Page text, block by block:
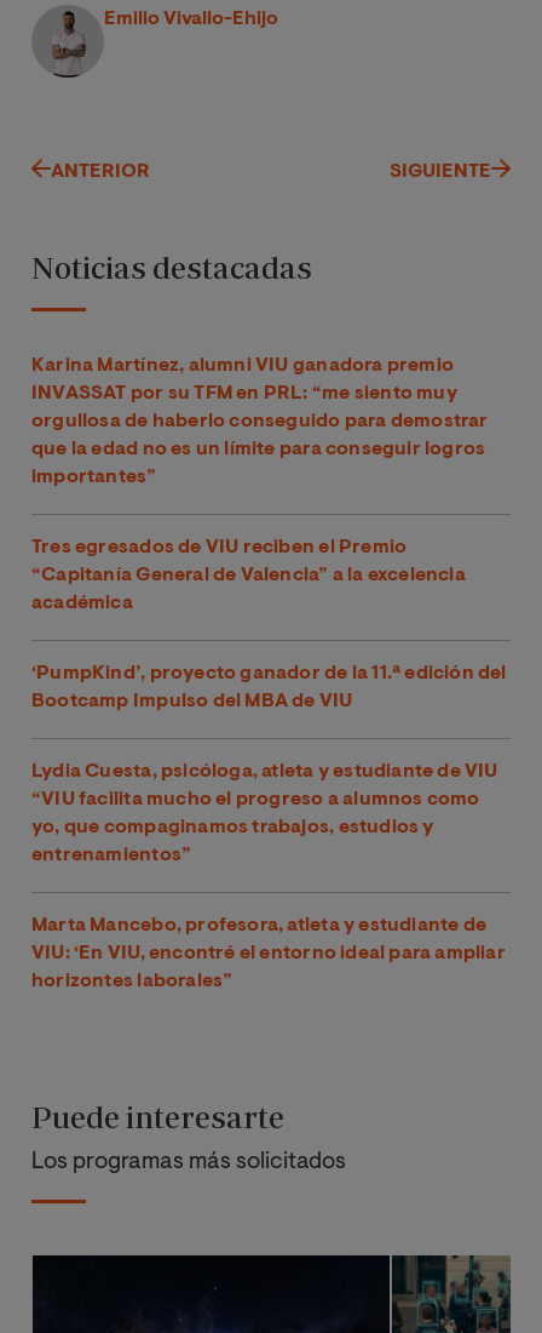
Emilio Vivallo-Ehijo
ANTERIOR SIGUIENTE
Noticias destacadas
Karina Martínez, alumni VIU ganadora premio
INVASSAT por su TFM en PRL: “me siento muy
orgullosa de haberlo conseguido para demostrar
que la edad no es un límite para conseguir logros
importantes”
Tres egresados de VIU reciben el Premio
“Capitanía General de Valencia” a la excelencia
académica
‘PumpKind’, proyecto ganador de la 11.ª edición del
Bootcamp Impulso del MBA de VIU
Lydia Cuesta, psicóloga, atleta y estudiante de VIU
“VIU facilita mucho el progreso a alumnos como
yo, que compaginamos trabajos, estudios y
entrenamientos”
Marta Mancebo, profesora, atleta y estudiante de
VIU: ‘En VIU, encontré el entorno ideal para ampliar
horizontes laborales”
Puede interesarte
Los programas más solicitados